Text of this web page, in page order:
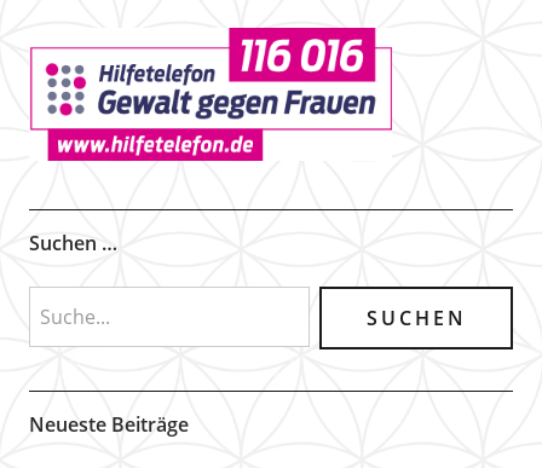
Suchen …
Neueste Beiträge